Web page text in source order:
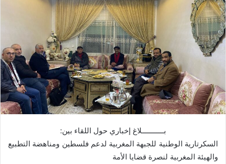
بـــــــــــلاغ إخباري حول اللقاء بين:
السكرتارية الوطنية للجبهة المغربية لدعم فلسطين ومناهضة التطبيع
والهيئة المغربية لنصرة قضايا الأمة